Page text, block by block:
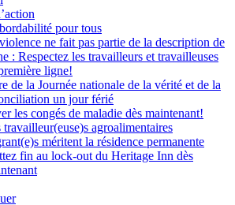
pour tous
ne fait pas partie de la description de
: Respectez les travailleurs et travailleuses
ligne!
de la Journée nationale de la vérité et de la
un jour férié
les congés de maladie dès maintenant!
travailleur(euse)s agroalimentaires
méritent la résidence permanente
fin au lock-out du Heritage Inn dès